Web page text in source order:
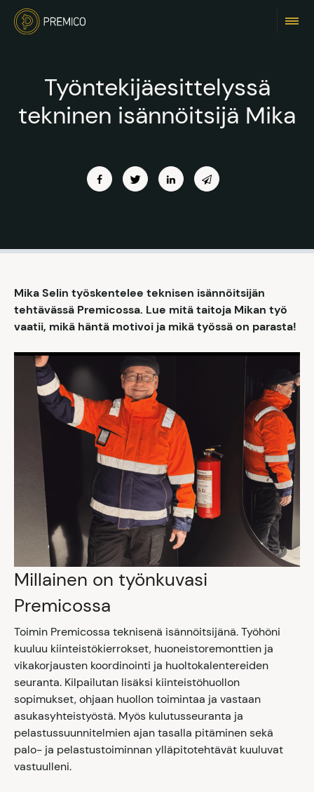
Työntekijäesittelyssä
tekninen isännöitsijä Mika
Mika Selin työskentelee teknisen isännöitsijän
tehtävässä Premicossa. Lue mitä taitoja Mikan työ
vaatii, mikä häntä motivoi ja mikä työssä on parasta!
Millainen on työnkuvasi
Premicossa
Toimin Premicossa teknisenä isännöitsijänä. Työhöni
kuuluu kiinteistökierrokset, huoneistoremonttien ja
vikakorjausten koordinointi ja huoltokalentereiden
seuranta. Kilpailutan lisäksi kiinteistöhuollon
sopimukset, ohjaan huollon toimintaa ja vastaan
asukasyhteistyöstä. Myös kulutusseuranta ja
pelastussuunnitelmien ajan tasalla pitäminen sekä
palo- ja pelastustoiminnan ylläpitotehtävät kuuluvat
vastuulleni.